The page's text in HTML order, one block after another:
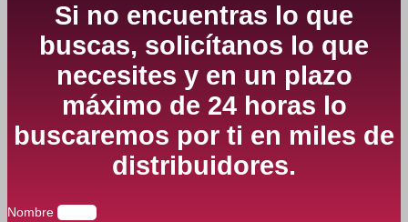
Si no encuentras lo que
buscas, solicítanos lo que
necesites y en un plazo
máximo de 24 horas lo
buscaremos por ti en miles de
distribuidores.
Nombre